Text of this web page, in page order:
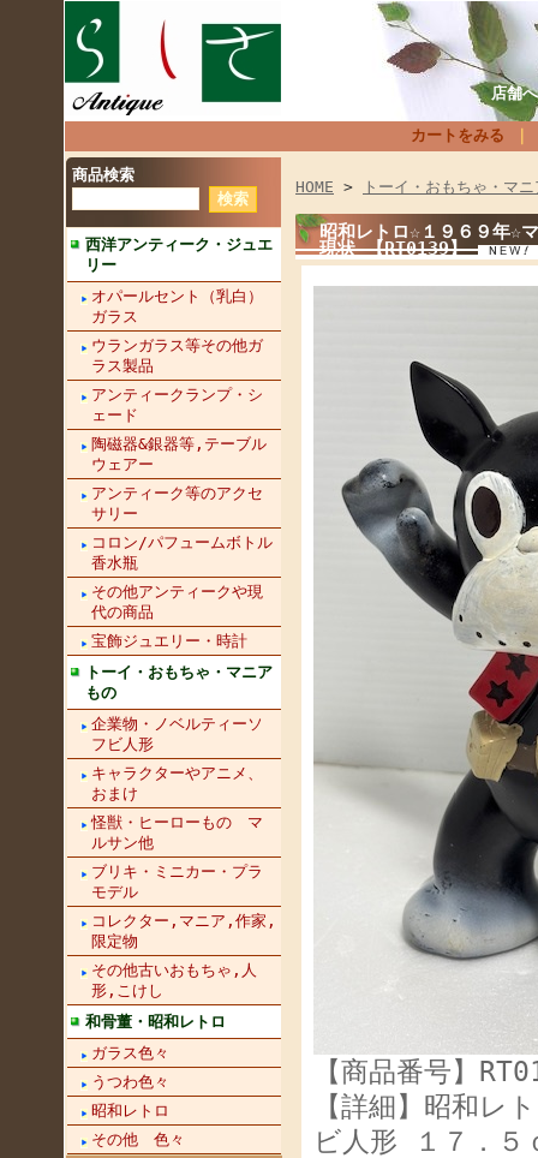
店舗
カートをみる
商品検索
西洋アンティーク・ジュエ
リー
オパールセント（乳白）
ガラス
ウランガラス等その他ガ
ラス製品
アンティークランプ・シ
ェード
陶磁器&銀器等,テーブル
ウェアー
アンティーク等のアクセ
サリー
コロン/パフュームボトル
香水瓶
その他アンティークや現
代の商品
宝飾ジュエリー・時計
トーイ・おもちゃ・マニア
もの
企業物・ノベルティーソ
フビ人形
キャラクターやアニメ、
おまけ
怪獣・ヒーローもの マ
ルサン他
ブリキ・ミニカー・プラ
モデル
コレクター,マニア,作家,
限定物
その他古いおもちゃ,人
形,こけし
和骨董・昭和レトロ
ガラス色々
うつわ色々
昭和レトロ
その他 色々
HOME > トーイ・おもちゃ・マ
昭和レトロ☆１９６９年☆
現状 【RT0139】
【商品番号】
【詳細】昭和レ
ビ人形 １７．